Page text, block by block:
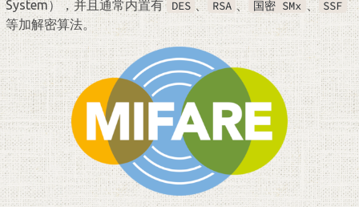
System），并且通常内置有 DES 、 RSA 、 国密 SMx 、 SSF
等加解密算法。